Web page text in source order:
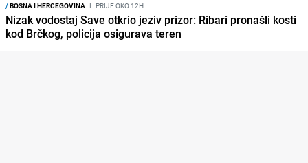
/BOSNA I HERCEGOVINA I PRIJE OKO 12H
Nizak vodostaj Save otkrio jeziv prizor: Ribari pronašli kosti
kod Brčkog, policija osigurava teren